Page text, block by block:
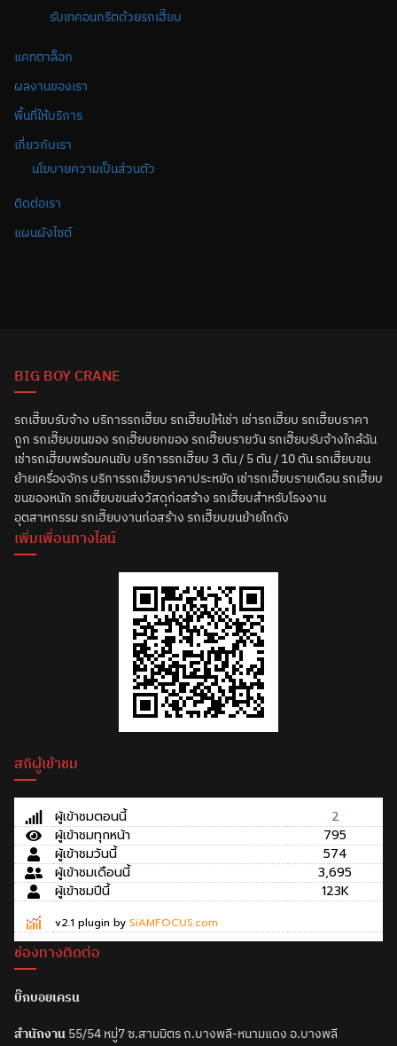
รับเทคอนกรีตด้วยรถเฮี๊ยบ
แคทตาล็อก
ผลงานของเรา
พื้นที่ให้บริการ
เกี่ยวกับเรา
นโยบายความเป็นส่วนตัว
ติดต่อเรา
แผนผังไซต์
BIG BOY CRANE
รถเฮี๊ยบรับจ้าง บริการรถเฮี๊ยบ รถเฮี๊ยบให้เช่า เช่ารถเฮี๊ยบ รถเฮี๊ยบราคา
ถูก รถเฮี๊ยบขนของ รถเฮี๊ยบยกของ รถเฮี๊ยบรายวัน รถเฮี๊ยบรับจ้างใกล้ฉัน
เช่ารถเฮี๊ยบพร้อมคนขับ บริการรถเฮี๊ยบ 3 ตัน / 5 ตัน / 10 ตัน รถเฮี๊ยบขน
ย้ายเครื่องจักร บริการรถเฮี๊ยบราคาประหยัด เช่ารถเฮี๊ยบรายเดือน รถเฮี๊ยบ
ขนของหนัก รถเฮี๊ยบขนส่งวัสดุก่อสร้าง รถเฮี๊ยบสำหรับโรงงาน
อุตสาหกรรม รถเฮี๊ยบงานก่อสร้าง รถเฮี๊ยบขนย้ายโกดัง
เพิ่มเพื่อนทางไลน์
สถิผู้เข้าชม
ผู้เข้าชมตอนนี้
2
ผู้เข้าชมทุกหน้า
795
ผู้เข้าชมวันนี้
574
ผู้เข้าชมเดือนนี้
3,695
ผู้เข้าชมปีนี้
123K
v2.1 plugin by SiAMFOCUS.com
ช่องทางติดต่อ
บิ๊กบอยเครน
สำนักงาน 55/54 หมู่7 ซ.สามมิตร ถ.บางพลี-หนามแดง อ.บางพลี